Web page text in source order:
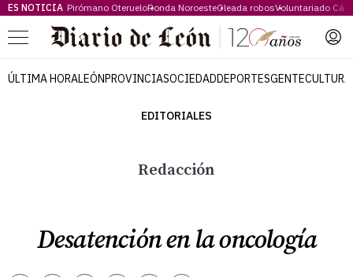
ES NOTICIA Pirómano OterueloRonda NoroesteOleada robosVoluntariado
Menú
ÚLTIMA HORALEÓNPROVINCIASOCIEDADDEPORTESGENTECULTURA
EDITORIALES
Redacción
Desatención en la oncología